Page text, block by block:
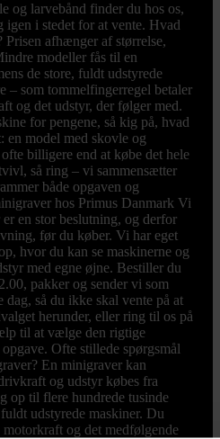
og larvebånd finder du hos os,
igen i stedet for at vente. Hvad
Prisen afhænger af størrelse,
modeller fås til en
de store, fuldt udstyrede
– som tommelfingerregel betaler
og det udstyr, der følger med.
for pengene, så kig på, hvad
en model med skovle og
billigere end at købe det hele
så ring – vi sammensætter
både opgaven og
hos Primus Danmark Vi
en stor beslutning, og derfor
før du køber. Vi har eget
hvor du kan se maskinerne og
med egne øjne. Bestiller du
pakker og sender vi som
dag, så du ikke skal vente på at
herunder, eller ring til os på
til at vælge den rigtige
Ofte stillede spørgsmål
En minigraver kan
og udstyr købes fra
op til flere hundrede tusinde
udstyrede maskiner. Du
og det medfølgende